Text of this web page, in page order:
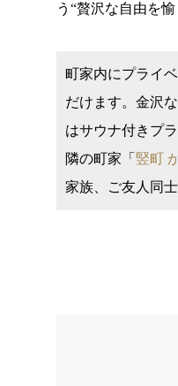
う“贅沢な自由を
町家内にプライ
だけます。金沢
はサウナ付きプ
隣の町家「 竪町
家族、ご友人同